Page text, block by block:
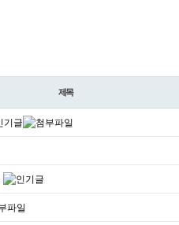
제목